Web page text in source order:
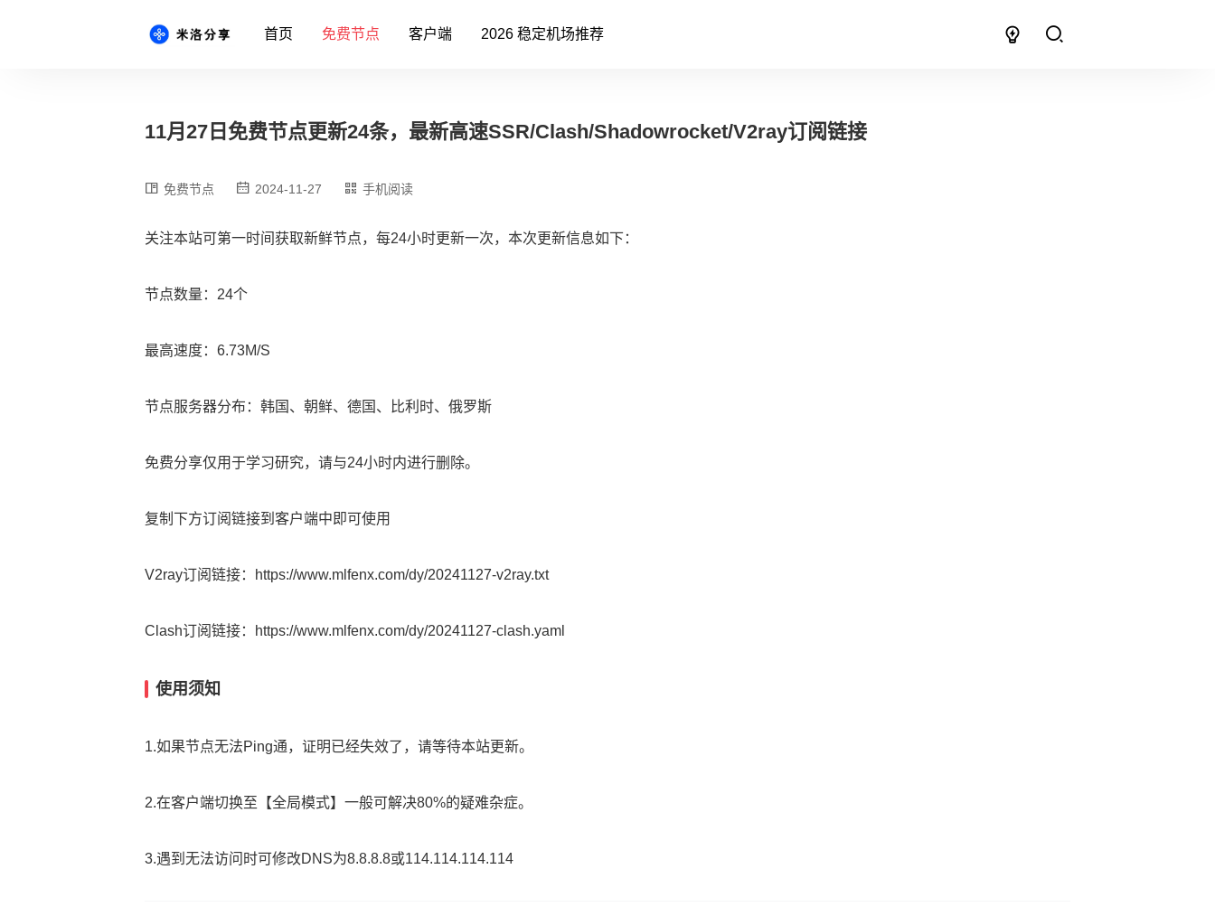
首页 免费节点 客户端 2026 稳定机场推荐
11月27日免费节点更新24条，最新高速SSR/Clash/Shadowrocket/V2ray订阅链接
免费节点 2024-11-27 手机阅读
关注本站可第一时间获取新鲜节点，每24小时更新一次，本次更新信息如下：
节点数量：24个
最高速度：6.73M/S
节点服务器分布：韩国、朝鲜、德国、比利时、俄罗斯
免费分享仅用于学习研究，请与24小时内进行删除。
复制下方订阅链接到客户端中即可使用
V2ray订阅链接：https://www.mlfenx.com/dy/20241127-v2ray.txt
Clash订阅链接：https://www.mlfenx.com/dy/20241127-clash.yaml
使用须知
1.如果节点无法Ping通，证明已经失效了，请等待本站更新。
2.在客户端切换至【全局模式】一般可解决80%的疑难杂症。
3.遇到无法访问时可修改DNS为8.8.8.8或114.114.114.114